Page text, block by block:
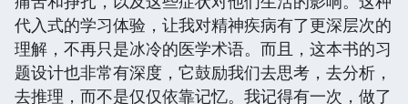
代入式的学习体验，让我对精神疾病有了更深层次的
理解，不再只是冰冷的医学术语。而且，这本书的习
题设计也非常有深度，它鼓励我们去思考，去分析，
去推理，而不是仅仅依靠记忆。我记得有一次，做了